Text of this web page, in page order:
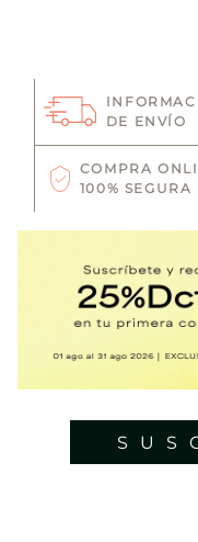
DE ENVÍO
COMPRA
100% SEGURA